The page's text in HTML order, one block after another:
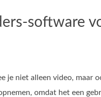
software
je niet alleen video, maar
omdat het een